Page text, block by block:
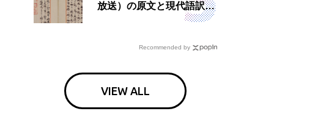
放送）の原文と現代語訳を
読む もう一つの「終戦の
Recommended by
VIEW ALL